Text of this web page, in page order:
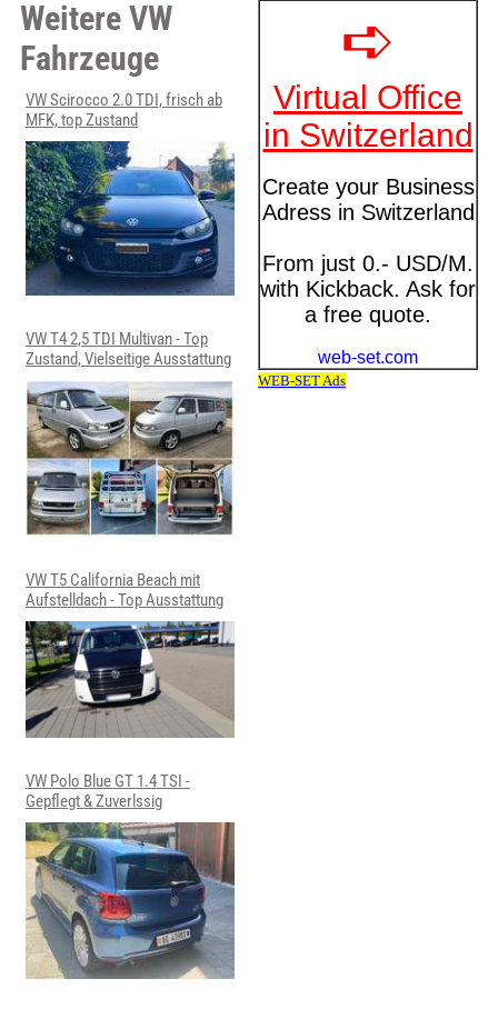
Weitere VW
Fahrzeuge
VW Scirocco 2.0 TDI, frisch ab
MFK, top Zustand
VW T4 2,5 TDI Multivan - Top
Zustand, Vielseitige Ausstattung
VW T5 California Beach mit
Aufstelldach - Top Ausstattung
VW Polo Blue GT 1.4 TSI -
Gepflegt & Zuverlssig